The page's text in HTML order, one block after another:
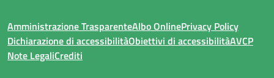
Amministrazione TrasparenteAlbo OnlinePrivacy Policy
Dichiarazione di accessibilitàObiettivi di accessibilitàAVCP
Note LegaliCrediti